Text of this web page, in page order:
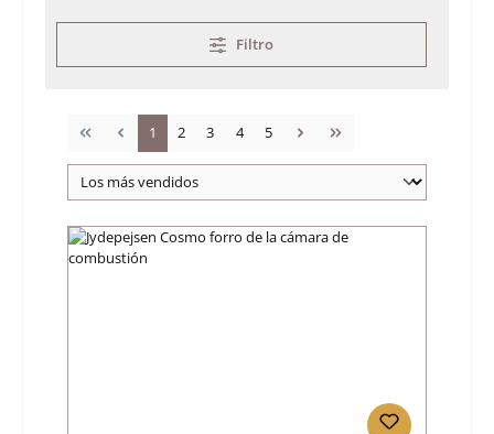
Filtro
Página
1 Página
2 Página
3 Página
4 Página
5